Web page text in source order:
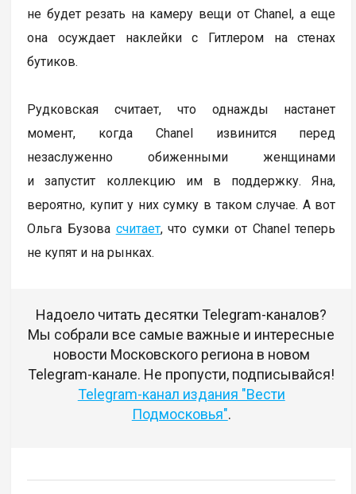
не будет резать на камеру вещи от Chanel, а еще
она осуждает наклейки с Гитлером на стенах
бутиков.
Рудковская считает, что однажды настанет
момент, когда Chanel извинится перед
незаслуженно обиженными женщинами
и запустит коллекцию им в поддержку. Яна,
вероятно, купит у них сумку в таком случае. А вот
Ольга Бузова считает, что сумки от Chanel теперь
не купят и на рынках.
Надоело читать десятки Telegram-каналов?
Мы собрали все самые важные и интересные
новости Московского региона в новом
Telegram-канале. Не пропусти, подписывайся!
Telegram-канал издания "Вести
Подмосковья".